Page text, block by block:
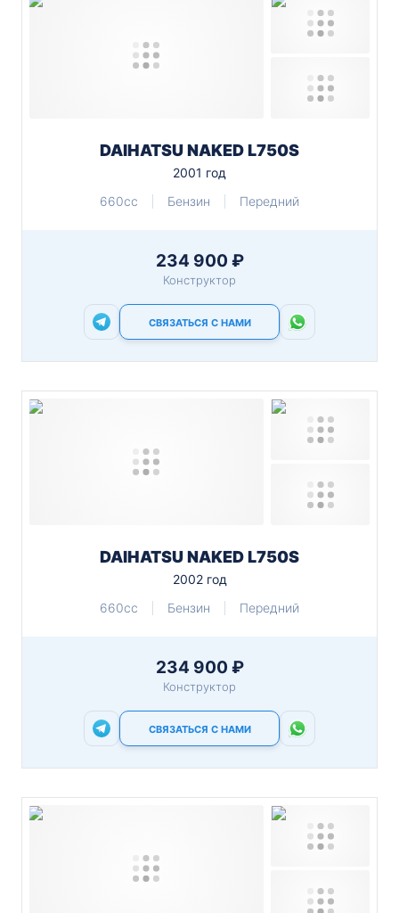
DAIHATSU NAKED L750S
2001 год
660cc
Бензин Передний
234 900 ₽
Конструктор
СВЯЗАТЬСЯ С НАМИ
DAIHATSU NAKED L750S
2002 год
660cc
Бензин Передний
234 900 ₽
Конструктор
СВЯЗАТЬСЯ С НАМИ